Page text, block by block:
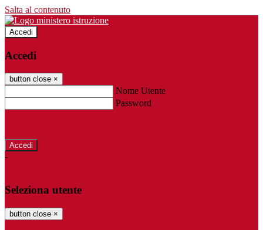
Salta al contenuto
Accedi
Accedi
button close ×
Nome Utente
Password
-
Seleziona utente
button close ×